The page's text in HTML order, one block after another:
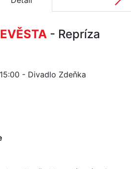
- Repríza
- Divadlo Zdeňka